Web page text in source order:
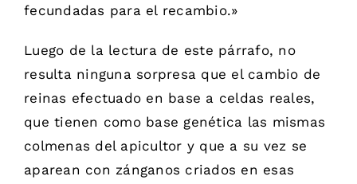
fecundadas para el recambio.»
Luego de la lectura de este párrafo, no
resulta ninguna sorpresa que el cambio de
reinas efectuado en base a celdas reales,
que tienen como base genética las mismas
colmenas del apicultor y que a su vez se
aparean con zánganos criados en esas